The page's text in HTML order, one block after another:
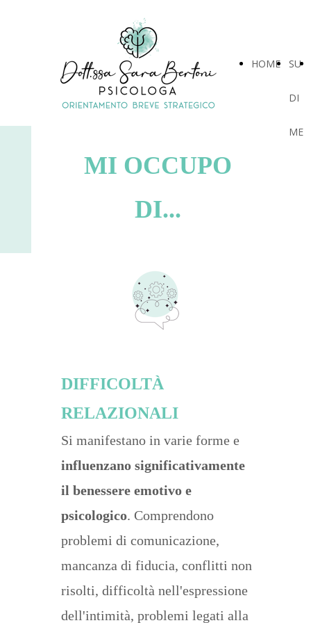
HOME SU
DI
ME
MI OCCUPO
DI...
DIFFICOLTÀ
RELAZIONALI
Si manifestano in varie forme e
influenzano significativamente
il benessere emotivo e
psicologico. Comprendono
problemi di comunicazione,
mancanza di fiducia, conflitti non
risolti, difficoltà nell'espressione
dell'intimità, problemi legati alla